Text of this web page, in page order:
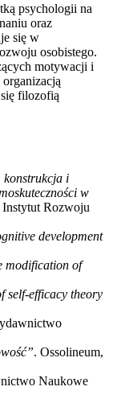
psychologii na
oraz
się w
osobistego.
motywacji i
filozofią
konstrukcja i
w
Instytut Rozwoju
development
modification of
self-efficacy theory
. Ossolineum,
Naukowe